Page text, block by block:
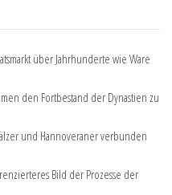
über Jahrhunderte wie Ware
den Fortbestand der Dynastien zu
und Hannoveraner verbunden
Bild der Prozesse der